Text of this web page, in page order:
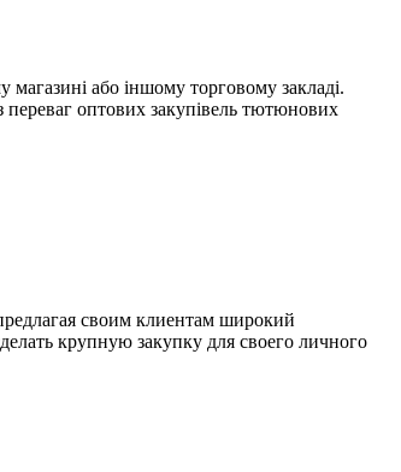
або іншому торговому закладі.
переваг оптових закупівель тютюнових
своим клиентам широкий
крупную закупку для своего личного